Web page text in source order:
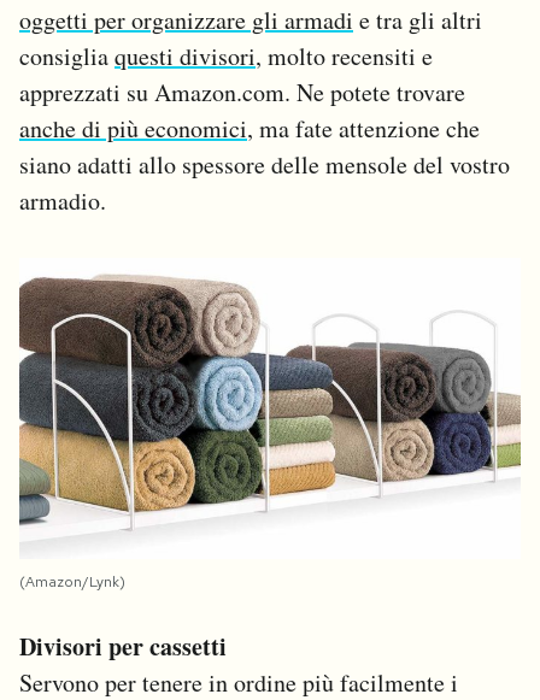
oggetti per organizzare gli armadi e tra gli altri
consigliaquesti divisori, molto recensiti e
apprezzati su Amazon.com. Ne potete trovare
anche di più economici, ma fate attenzione che
siano adatti allo spessore delle mensole del vostro
armadio.
(Amazon/Lynk)
Divisori per cassetti
Servono per tenere in ordine più facilmente i